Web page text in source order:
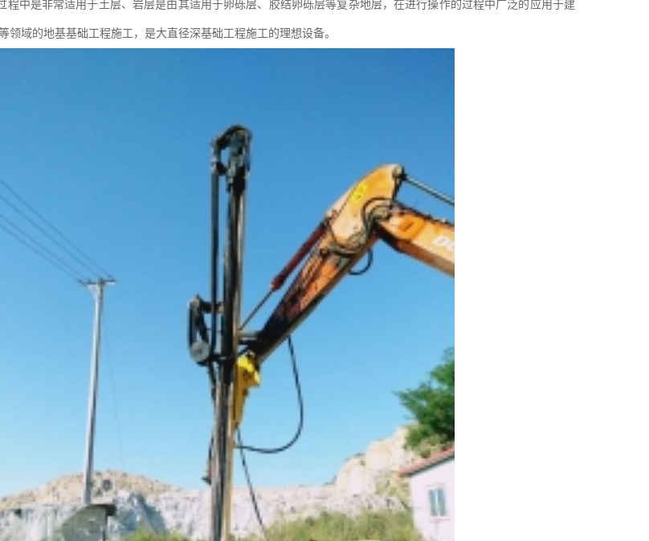
程中是非常适用于土层、岩层是由其适用于卵砾层、胶结卵砾层等复杂地层，在进行操作的过程中广泛的应用于建
领域的地基基础工程施工，是大直径深基础工程施工的理想设备。